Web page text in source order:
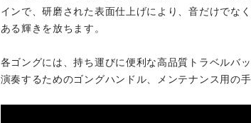
インで、研磨された表面仕上げにより、音だけでな
ある輝きを放ちます。
各ゴングには、持ち運びに便利な高品質トラベルバ
演奏するためのゴングハンドル、メンテナンス用の手